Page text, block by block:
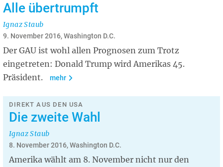
Alle übertrumpft
Ignaz Staub
9. November 2016, Washington D.C.
Der GAU ist wohl allen Prognosen zum Trotz
eingetreten: Donald Trump wird Amerikas 45.
Präsident.
mehr
DIREKT AUS DEN USA
Die zweite Wahl
Ignaz Staub
8. November 2016, Washington D.C.
Amerika wählt am 8. November nicht nur den